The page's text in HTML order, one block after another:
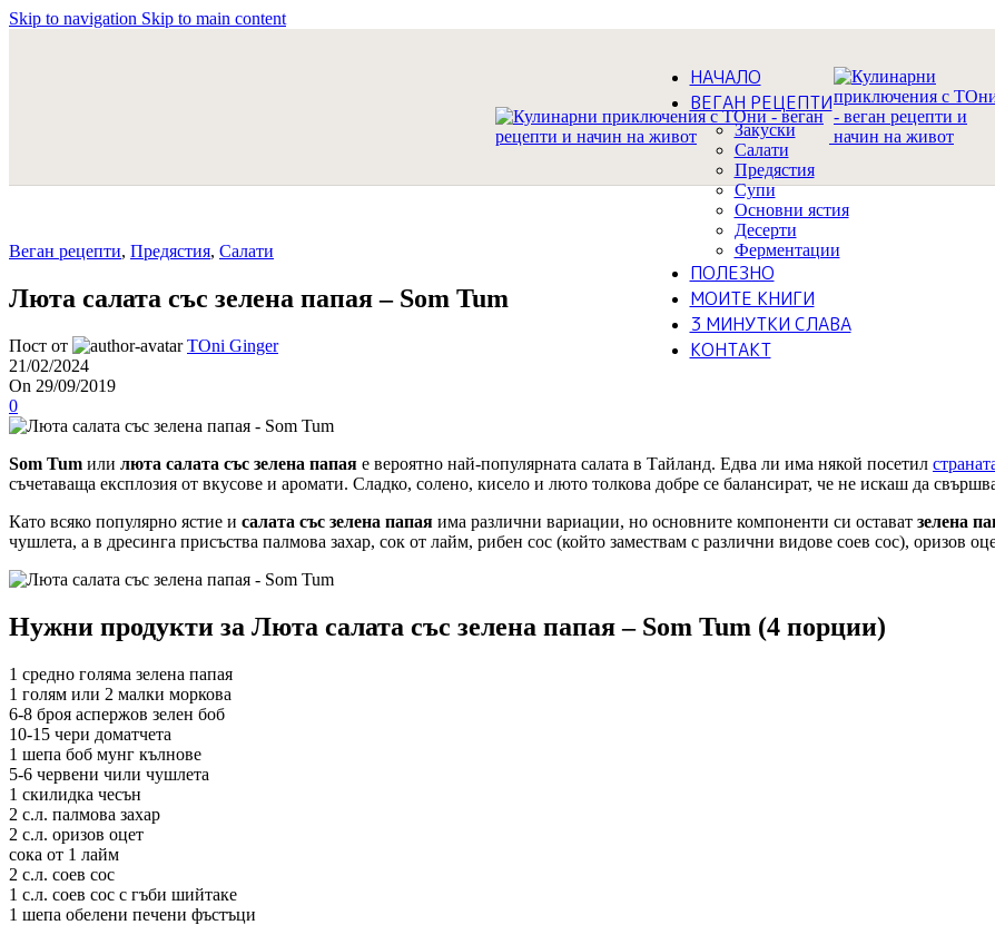
Skip to navigation Skip to main content
НАЧАЛО
ВЕГАН РЕЦЕПТИ
Закуски
Салати
Предястия
Супи
Основни ястия
Десерти
Ферментации
ПОЛЕЗНО
МОИТЕ КНИГИ
3 МИНУТКИ СЛАВА
КОНТАКТ
Веган рецепти, Предястия, Салати
Люта салата със зелена папая – Som Tum
Пост от
TOni Ginger
21/02/2024
On 29/09/2019
0
Som Tum или люта салата със зелена папая е вероятно най-популярната салата в Тайланд. Едва ли има някой посетил
съчетаваща експлозия от вкусове и аромати. Сладко, солено, кисело и люто толкова добре се балансират, че не искаш да
Като всяко популярно ястие и салата със зелена папая има различни вариации, но основните компоненти си остават зелена
чушлета, а в дресинга присъства палмова захар, сок от лайм, рибен сос (който замествам с различни видове соев сос), оризов
Нужни продукти за Люта салата със зелена папая – Som Tum (4 порции)
1 средно голяма зелена папая
1 голям или 2 малки моркова
6-8 броя аспержов зелен боб
10-15 чери доматчета
1 шепа боб мунг кълнове
5-6 червени чили чушлета
1 скилидка чесън
2 с.л. палмова захар
2 с.л. оризов оцет
сока от 1 лайм
2 с.л. соев сос
1 с.л. соев сос с гъби шийтаке
1 шепа обелени печени фъстъци